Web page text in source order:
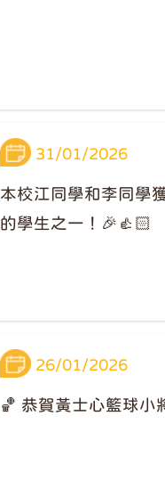
31/01/2026
本校江同學和李同學
的學生之一！🎉👍🏻
26/01/2026
🏀 恭賀黃士心籃球小